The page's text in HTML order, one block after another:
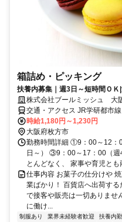
箱詰め・ピッキング
扶養内募集｜週3日～短時間ＯＫ
株式会社ブールミッシュ 大
交通・アクセス JR学研都市
通勤相談可
時給1,180円～1,230円
大阪府枚方市
勤務時間詳細 ①9：00～12
日～） ③9：00～17：00（
とんどなく、 家事や育児と
仕事内容 お菓子の仕分けや
業ばかり！ 百貨店へ出荷す
で接客や販売は一切ありませ
に働け...
制服あり 業界未経験者歓迎 扶養内